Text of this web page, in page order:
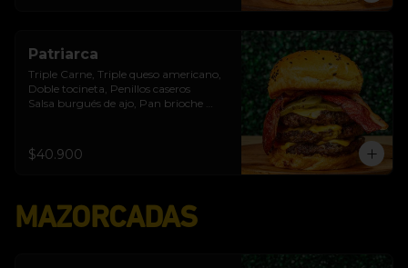
Patriarca
Triple Carne, Triple queso americano,
Doble tocineta, Penillos caseros
Salsa burgués de ajo, Pan brioche
$40.900
MAZORCADAS